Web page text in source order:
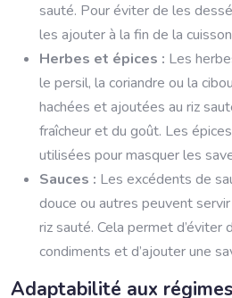
sauté. Pour éviter de les
les ajouter à la fin de la
Herbes et épices : Les
le persil, la coriandre ou la
hachées et ajoutées au riz
fraîcheur et du goût. Les
utilisées pour masquer les
Sauces : Les excédents de
douce ou autres peuvent
riz sauté. Cela permet d’éviter
condiments et d’ajouter une
Adaptabilité aux